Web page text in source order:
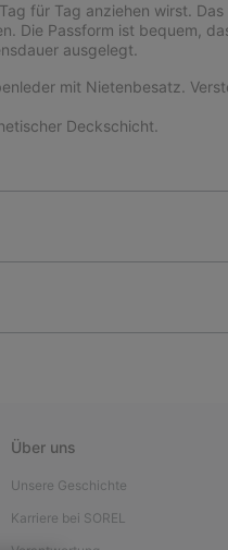
für Tag anziehen wirst.
Die Passform ist bequem,
ausgelegt.
mit Nietenbesatz.
Deckschicht.
Über uns
Unsere Geschichte
Karriere bei SOREL